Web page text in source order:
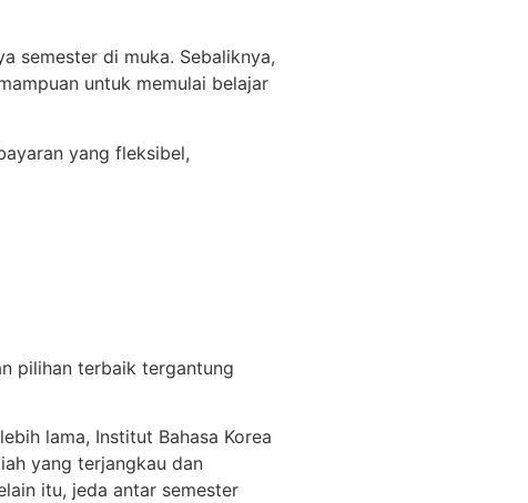
semester di muka. Sebaliknya,
untuk memulai belajar
yang fleksibel,
pilihan terbaik tergantung
lama, Institut Bahasa Korea
yang terjangkau dan
itu, jeda antar semester